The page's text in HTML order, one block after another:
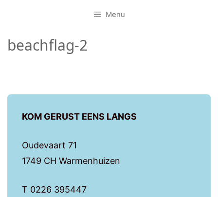
Menu
beachflag-2
KOM GERUST EENS LANGS
Oudevaart 71
1749 CH Warmenhuizen
T 0226 395447